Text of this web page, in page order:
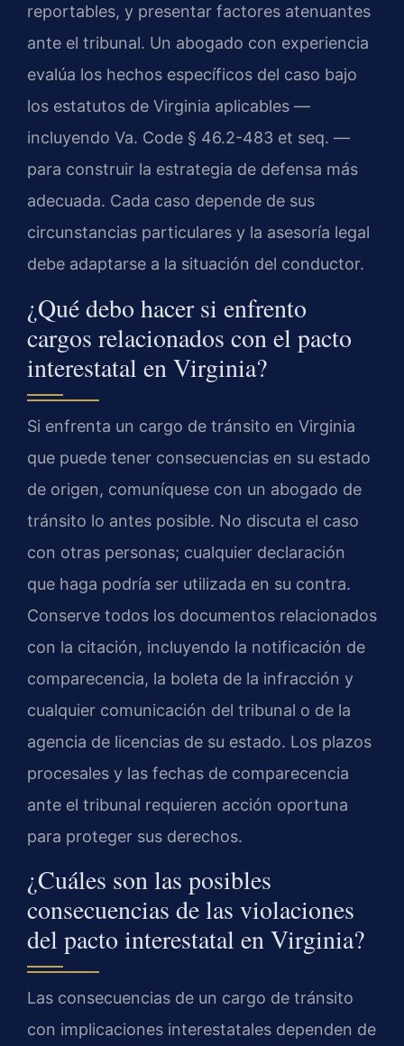
reportables, y presentar factores atenuantes
ante el tribunal. Un abogado con experiencia
evalúa los hechos específicos del caso bajo
los estatutos de Virginia aplicables —
incluyendo Va. Code § 46.2-483 et seq. —
para construir la estrategia de defensa más
adecuada. Cada caso depende de sus
circunstancias particulares y la asesoría legal
debe adaptarse a la situación del conductor.
¿Qué debo hacer si enfrento
cargos relacionados con el pacto
interestatal en Virginia?
Si enfrenta un cargo de tránsito en Virginia
que puede tener consecuencias en su estado
de origen, comuníquese con un abogado de
tránsito lo antes posible. No discuta el caso
con otras personas; cualquier declaración
que haga podría ser utilizada en su contra.
Conserve todos los documentos relacionados
con la citación, incluyendo la notificación de
comparecencia, la boleta de la infracción y
cualquier comunicación del tribunal o de la
agencia de licencias de su estado. Los plazos
procesales y las fechas de comparecencia
ante el tribunal requieren acción oportuna
para proteger sus derechos.
¿Cuáles son las posibles
consecuencias de las violaciones
del pacto interestatal en Virginia?
Las consecuencias de un cargo de tránsito
con implicaciones interestatales dependen de